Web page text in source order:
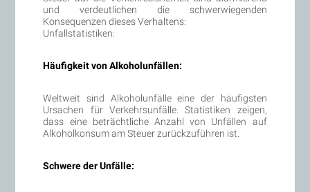
und verdeutlichen die schwerwiegenden
Konsequenzen dieses Verhaltens:
Unfallstatistiken:
Häufigkeit von Alkoholunfällen:
Weltweit sind Alkoholunfälle eine der häufigsten
Ursachen für Verkehrsunfälle. Statistiken zeigen,
dass eine beträchtliche Anzahl von Unfällen auf
Alkoholkonsum am Steuer zurückzuführen ist.
Schwere der Unfälle: